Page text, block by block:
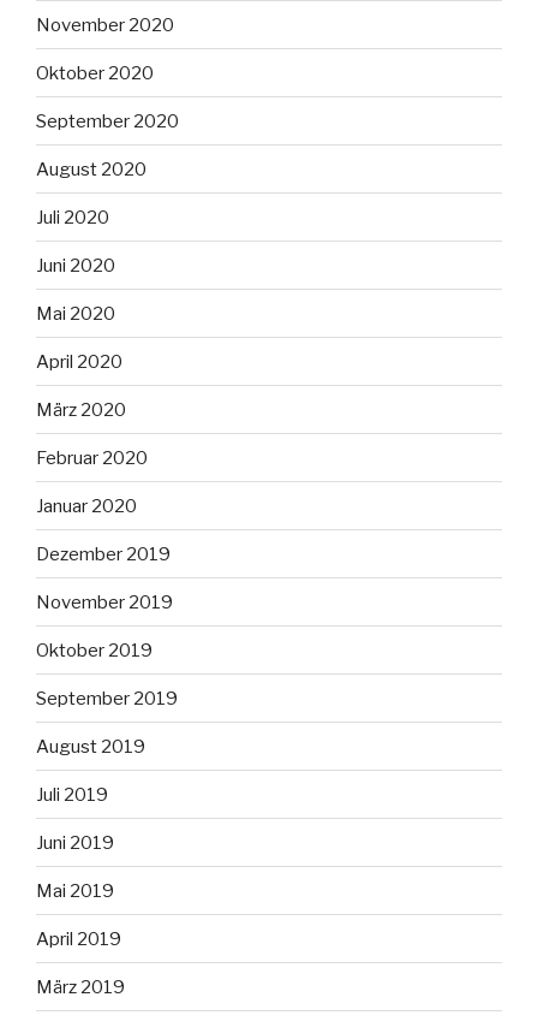
November 2020
Oktober 2020
September 2020
August 2020
Juli 2020
Juni 2020
Mai 2020
April 2020
März 2020
Februar 2020
Januar 2020
Dezember 2019
November 2019
Oktober 2019
September 2019
August 2019
Juli 2019
Juni 2019
Mai 2019
April 2019
März 2019